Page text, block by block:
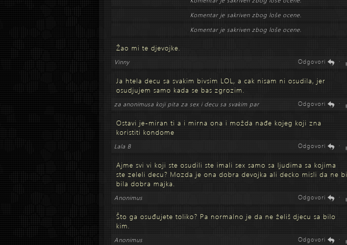
Komentar je sakriven zbog loše ocene.
Komentar je sakriven zbog loše ocene.
Žao mi te djevojke.
Vinny Odgovori ·
Ja htela decu sa svakim bivsim LOL, a cak nisam ni osudila, jer
osudjujem samo kada se bas zgrozim.
za anonimusa koji pita za sex i decu sa svakim par Odgovori ·
Ostavi je-miran ti a i mirna ona i možda nađe kojeg koji zna
koristiti kondome
Lala B Odgovori ·
Ajme svi vi koji ste osudili ste imali sex samo sa ljudima sa kojima
ste zeleli decu? Mozda je ona dobra devojka ali decko misli da ne bi
bila dobra majka.
Anonimus Odgovori ·
Što ga osuđujete toliko? Pa normalno je da ne želiš djecu sa bilo
kim.
Anonimus Odgovori ·